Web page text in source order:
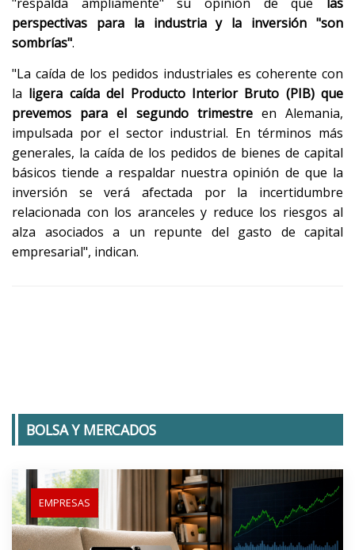
perspectivas para la industria y la inversión "son
sombrías".
"La caída de los pedidos industriales es coherente con
la ligera caída del Producto Interior Bruto (PIB) que
prevemos para el segundo trimestreen Alemania,
impulsada por el sector industrial. En términos más
generales, la caída de los pedidos de bienes de capital
básicos tiende a respaldar nuestra opinión de que la
inversión se verá afectada por la incertidumbre
relacionada con los aranceles y reduce los riesgos al
alza asociados a un repunte del gasto de capital
empresarial", indican.
BOLSA Y MERCADOS
EMPRESAS